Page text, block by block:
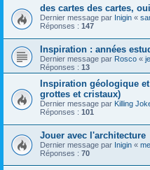
des cartes des cartes,
Dernier message par Inigin «
Réponses : 147
Inspiration : années
Dernier message par Rosco «
Réponses : 13
Inspiration géologique
grottes et cristaux)
Dernier message par Killing
Réponses : 101
Jouer avec l'architecture
Dernier message par Inigin «
Réponses : 70